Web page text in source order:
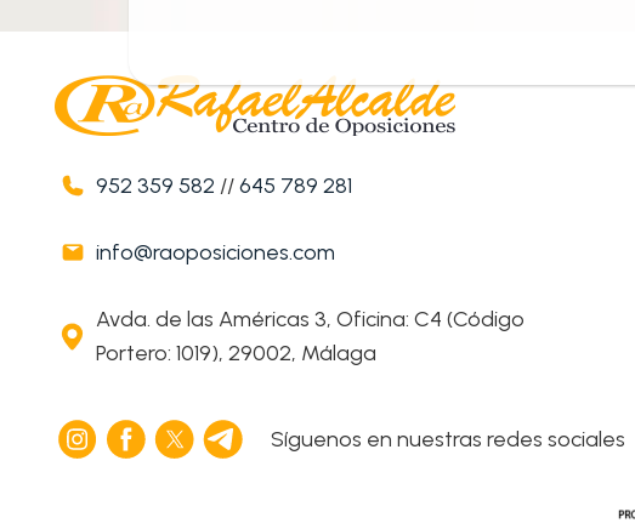
952 359 582 //645 789 281
info@raoposiciones.com
Avda. de las Américas 3, Oficina: C4 (Código
Portero: 1019), 29002, Málaga
Síguenos en nuestras redes sociales